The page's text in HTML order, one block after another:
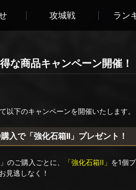
攻城戦 ラン
な商品キャンペーン開催！
下のキャンペーンを開催いたします。
で「強化石箱II」プレゼント！
のご購入ごとに、 「強化石箱II」 を1個
見逃しなく！